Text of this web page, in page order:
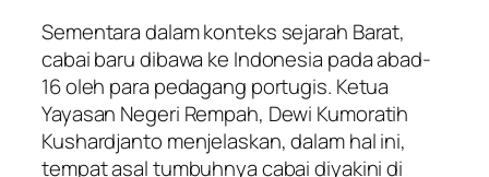
Sementara dalam konteks sejarah Barat,
cabai baru dibawa ke Indonesia pada abad-
16 oleh para pedagang portugis. Ketua
Yayasan Negeri Rempah, Dewi Kumoratih
Kushardjanto menjelaskan, dalam hal ini,
tempat asal tumbuhnya cabai diyakini di